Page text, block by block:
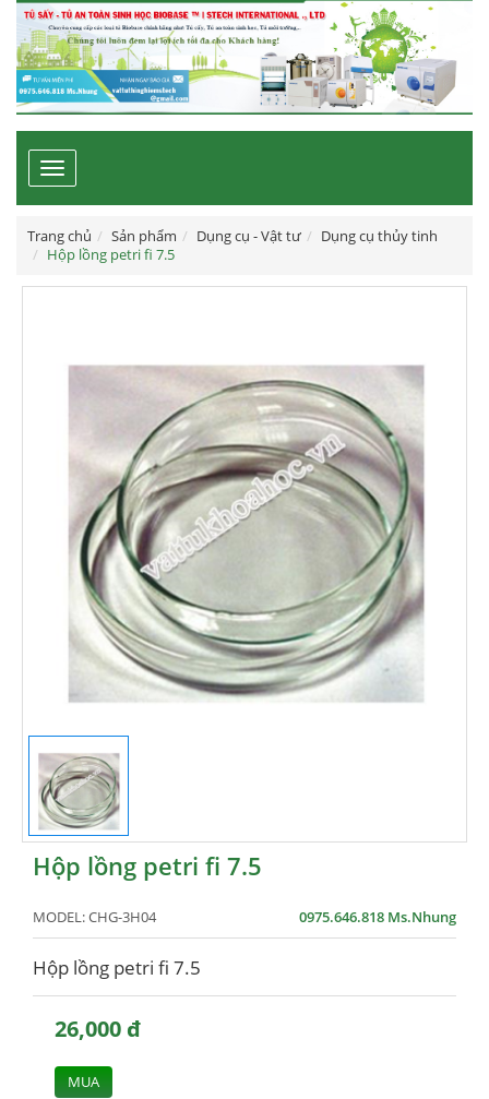
Toggle
navigation
Trang chủ Sản phẩm Dụng cụ - Vật tư
Dụng cụ thủy tinh
Hộp lồng petri fi 7.5
Hộp lồng petri fi 7.5
MODEL:CHG-3H04 0975.646.818 Ms.Nhung
Hộp lồng petri fi 7.5
26,000 đ
MUA